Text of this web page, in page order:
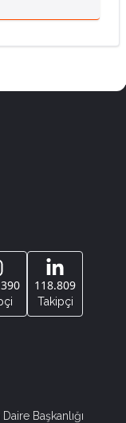
118.809
Takipçi
Başkanlığı